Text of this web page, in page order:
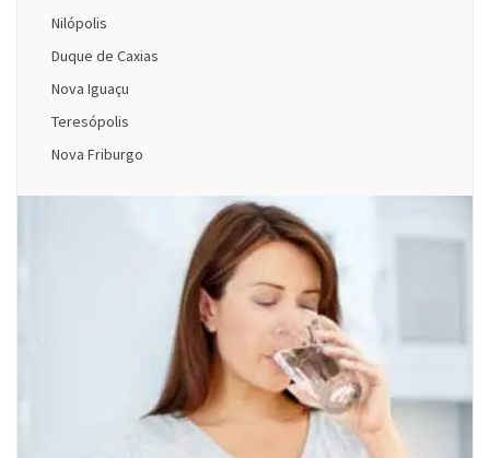
Nilópolis
Duque de Caxias
Nova Iguaçu
Teresópolis
Nova Friburgo